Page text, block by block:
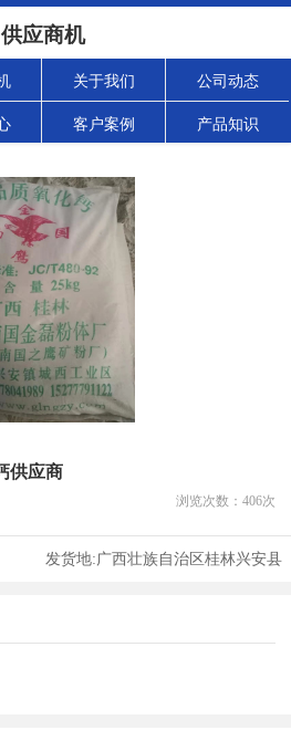
供应商机
关于我们 公司动态
客户案例 产品知识
供应商
浏览次数： 406次
发货地:广西壮族自治区桂林兴安县